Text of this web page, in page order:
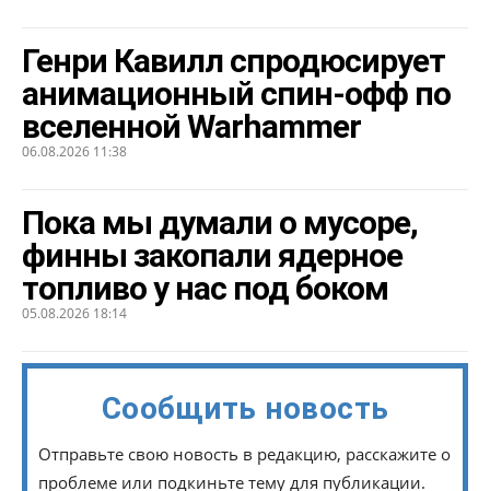
Генри Кавилл спродюсирует
анимационный спин-офф по
вселенной Warhammer
06.08.2026 11:38
Пока мы думали о мусоре,
финны закопали ядерное
топливо у нас под боком
05.08.2026 18:14
Сообщить новость
Отправьте свою новость в редакцию, расскажите о
проблеме или подкиньте тему для публикации.